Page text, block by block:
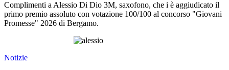
Complimenti a Alessio Di Dio 3M, saxofono, che i è aggiudicato il
primo premio assoluto con votazione 100/100 al concorso "Giovani
Promesse" 2026 di Bergamo.
Notizie